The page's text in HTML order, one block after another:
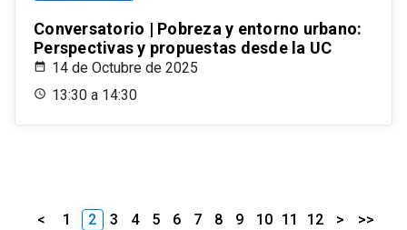
Conversatorio | Pobreza y entorno urbano:
Perspectivas y propuestas desde la UC
14 de Octubre de 2025
13:30 a 14:30
< 1 2 3 4 5 6 7 8 9 10 11 12 > >>